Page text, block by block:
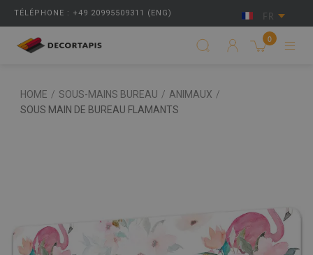
TÉLÉPHONE : +49 20995509311 (ENG) FR
0
HOME / SOUS-MAINS BUREAU / ANIMAUX /
SOUS MAIN DE BUREAU FLAMANTS